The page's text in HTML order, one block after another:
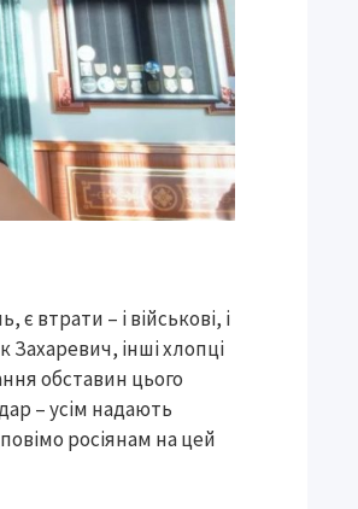
втрати – і військові, і
Захаревич, інші хлопці
обставин цього
– усім надають
росіянам на цей